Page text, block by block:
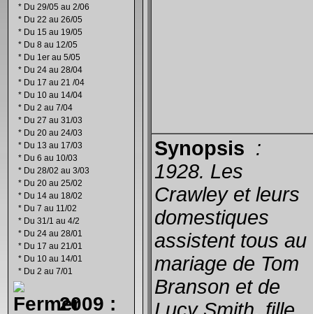
* Du 29/05 au 2/06
* Du 22 au 26/05
* Du 15 au 19/05
* Du 8 au 12/05
* Du 1er au 5/05
* Du 24 au 28/04
* Du 17 au 21 /04
* Du 10 au 14/04
* Du 2 au 7/04
* Du 27 au 31/03
* Du 20 au 24/03
* Du 13 au 17/03
* Du 6 au 10/03
* Du 28/02 au 3/03
* Du 20 au 25/02
* Du 14 au 18/02
* Du 7 au 11/02
* Du 31/1 au 4/2
* Du 24 au 28/01
* Du 17 au 21/01
* Du 10 au 14/01
* Du 2 au 7/01
2009 :
Synopsis :
1928. Les
Crawley et leurs
domestiques
assistent tous au
mariage de Tom
Branson et de